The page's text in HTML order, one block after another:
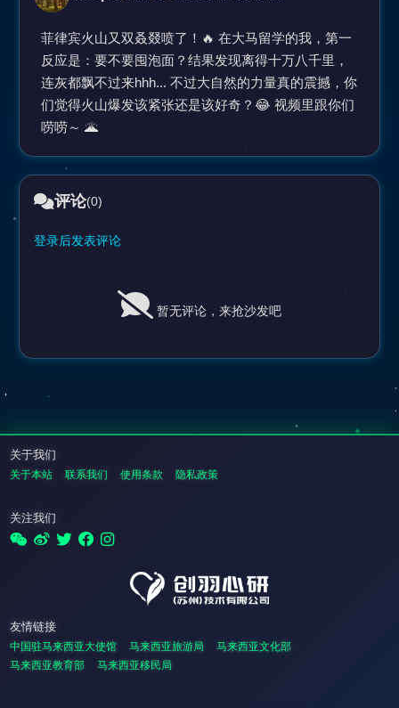
菲律宾火山又双叒叕喷了！🔥 在大马留学的我，第一
反应是：要不要囤泡面？结果发现离得十万八千里，
连灰都飘不过来hhh... 不过大自然的力量真的震撼，你
们觉得火山爆发该紧张还是该好奇？😂 视频里跟你们
唠唠～ 🌋
评论(0)
登录后发表评论
暂无评论，来抢沙发吧
关于我们
关于本站 联系我们 使用条款 隐私政策
关注我们
友情链接
中国驻马来西亚大使馆 马来西亚旅游局
马来西亚文化部
马来西亚教育部
马来西亚移民局